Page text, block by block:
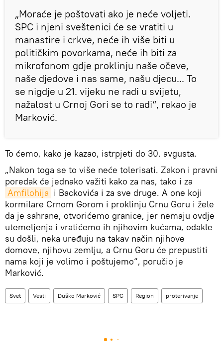
„Moraće je poštovati ako je neće voljeti.
SPC i njeni sveštenici će se vratiti u
manastire i crkve, neće ih više biti u
političkim povorkama, neće ih biti za
mikrofonom gdje proklinju naše očeve,
naše djedove i nas same, našu djecu... To
se nigdje u 21. vijeku ne radi u svijetu,
nažalost u Crnoj Gori se to radi“, rekao je
Marković.
To ćemo, kako je kazao, istrpjeti do 30. avgusta.
„Nakon toga se to više neće tolerisati. Zakon i pravni
poredak će jednako važiti kako za nas, tako i za
Amfilohija i Backovića i za sve druge. A one koji
kormilare Crnom Gorom i proklinju Crnu Goru i žele
da je sahrane, otvorićemo granice, jer nemaju ovdje
utemeljenja i vratićemo ih njihovim kućama, odakle
su došli, neka uređuju na takav način njihove
domove, njihovu zemlju, a Crnu Goru će prepustiti
nama koji je volimo i poštujemo“, poručio je
Marković.
Svet Vesti Duško Marković SPC Region proterivanje